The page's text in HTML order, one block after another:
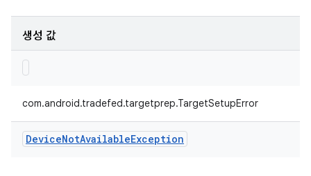
생성 값
com.android.tradefed.targetprep.TargetSetupError
DeviceNotAvailableException